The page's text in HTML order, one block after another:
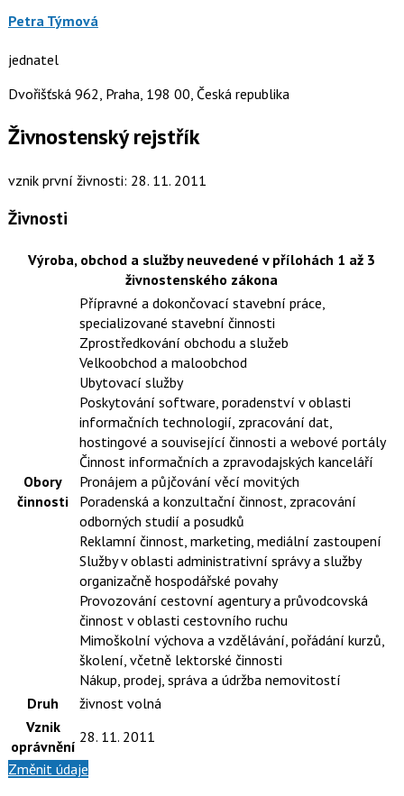
Petra Týmová
jednatel
Dvořišťská 962, Praha, 198 00, Česká republika
Živnostenský rejstřík
vznik první živnosti: 28. 11. 2011
Živnosti
Výroba, obchod a služby neuvedené v přílohách 1 až 3
živnostenského zákona
Obory
činnosti
Přípravné a dokončovací stavební práce,
specializované stavební činnosti
Zprostředkování obchodu a služeb
Velkoobchod a maloobchod
Ubytovací služby
Poskytování software, poradenství v oblasti
informačních technologií, zpracování dat,
hostingové a související činnosti a webové portály
Činnost informačních a zpravodajských kanceláří
Pronájem a půjčování věcí movitých
Poradenská a konzultační činnost, zpracování
odborných studií a posudků
Reklamní činnost, marketing, mediální zastoupení
Služby v oblasti administrativní správy a služby
organizačně hospodářské povahy
Provozování cestovní agentury a průvodcovská
činnost v oblasti cestovního ruchu
Mimoškolní výchova a vzdělávání, pořádání kurzů,
školení, včetně lektorské činnosti
Nákup, prodej, správa a údržba nemovitostí
Druh
živnost volná
Vznik
oprávnění
28. 11. 2011
Změnit údaje